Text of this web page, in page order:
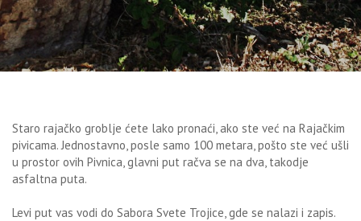
Staro rajačko groblje ćete lako pronaći, ako ste već na Rajačkim
pivicama. Jednostavno, posle samo 100 metara, pošto ste već ušli
u prostor ovih Pivnica, glavni put račva se na dva, takodje
asfaltna puta.
Levi put vas vodi do Sabora Svete Trojice, gde se nalazi i zapis.